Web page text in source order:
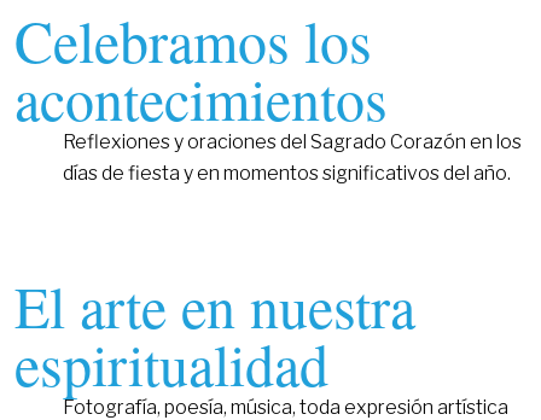
Celebramos los
acontecimientos
Reflexiones y oraciones del Sagrado Corazón en los
días de fiesta y en momentos significativos del año.
El arte en nuestra
espiritualidad
Fotografía, poesía, música, toda expresión artística